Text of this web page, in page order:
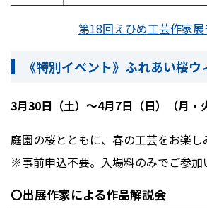
第18回えひめ工芸作家
《特別イベント》ふれあい桜ウ
3月30日（土）～4月7日（日）（月・
庭園の桜とともに、春の工芸をお楽し
※事前申込不要。入場料のみでご参加
〇出展作家による作品解説会